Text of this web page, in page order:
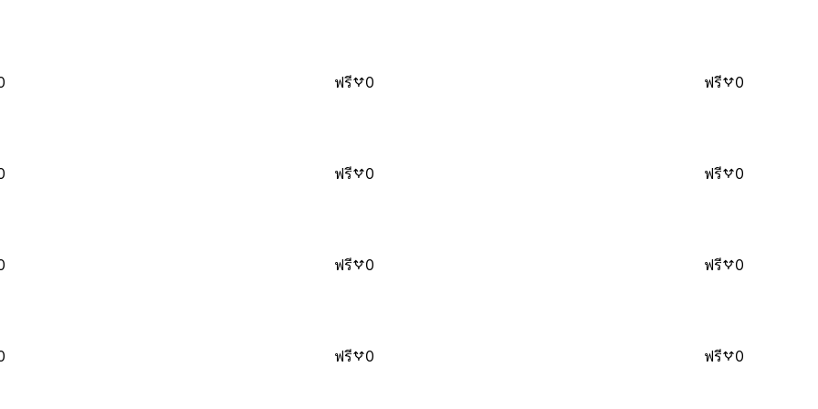
ฟรี 0 ฟรี 0
ฟรี 0 ฟรี 0
ฟรี 0 ฟรี 0
ฟรี 0 ฟรี 0